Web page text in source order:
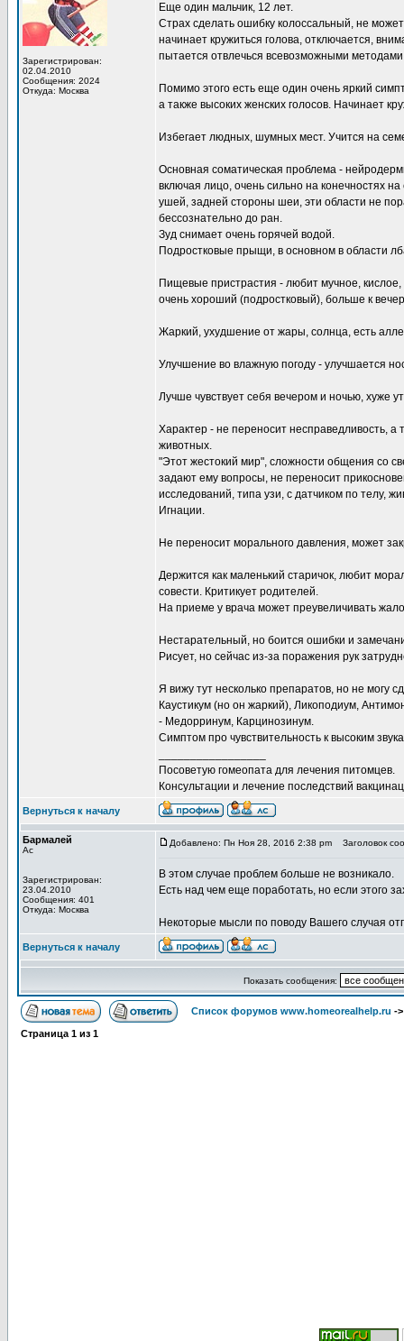
Зарегистрирован:
02.04.2010
Сообщения: 2024
Откуда: Москва
Еще один мальчик, 12 лет.
Страх сделать ошибку колоссальный, не
начинает кружиться голова, отключается,
пытается отвлечься всевозможными
Помимо этого есть еще один очень яркий
а также высоких женских голосов. Начинает
Избегает людных, шумных мест. Учится на
Основная соматическая проблема -
включая лицо, очень сильно на конечностях на
ушей, задней стороны шеи, эти области не
бессознательно до ран.
Зуд снимает очень горячей водой.
Подростковые прыщи, в основном в области
Пищевые пристрастия - любит мучное,
очень хороший (подростковый), больше к
Жаркий, ухудшение от жары, солнца, есть
Улучшение во влажную погоду - улучшается
Лучше чувствует себя вечером и ночью, хуже
Характер - не переносит несправедливость,
животных.
"Этот жестокий мир", сложности общения со
задают ему вопросы, не переносит
исследований, типа узи, с датчиком по телу,
Игнации.
Не переносит морального давления, может
Держится как маленький старичок, любит
совести. Критикует родителей.
На приеме у врача может преувеличивать
Нестарательный, но боится ошибки и
Рисует, но сейчас из-за поражения рук
Я вижу тут несколько препаратов, но не могу
Каустикум (но он жаркий), Ликоподиум,
- Медорринум, Карцинозинум.
Симптом про чувствительность к высоким
Посоветую гомеопата для лечения питомцев.
Консультации и лечение последствий
Вернуться к началу
Бармалей
Ас
Зарегистрирован:
23.04.2010
Сообщения: 401
Откуда: Москва
Добавлено: Пн Ноя 28, 2016 2:38 pm Заголовок
В этом случае проблем больше не возникало.
Есть над чем еще поработать, но если этого
Некоторые мысли по поводу Вашего случая
Вернуться к началу
Показать сообщения:
Список форумов www.homeorealhelp.ru -
Страница 1 из 1